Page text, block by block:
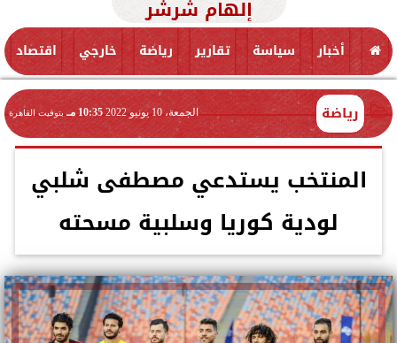
إلهام شرشر
أخبار سياسة تقارير رياضة خارجي اقتصاد
رياضة الجمعة، 10 يونيو 2022 10:35 مـ بتوقيت القاهرة
المنتخب يستدعي مصطفى شلبي
لودية كوريا وسلبية مسحته